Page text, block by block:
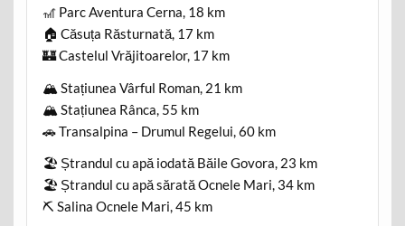
🎢 Parc Aventura Cerna, 18 km
🏠 Căsuța Răsturnată, 17 km
🏰 Castelul Vrăjitoarelor, 17 km
🏔️ Stațiunea Vârful Roman, 21 km
🏔️ Stațiunea Rânca, 55 km
🚗 Transalpina – Drumul Regelui, 60 km
🏖️ Ștrandul cu apă iodată Băile Govora, 23 km
🏖️ Ștrandul cu apă sărată Ocnele Mari, 34 km
⛏️ Salina Ocnele Mari, 45 km